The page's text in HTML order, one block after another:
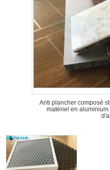
Anti plancher composé
matériel en